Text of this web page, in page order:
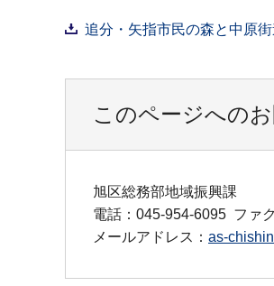
追分・矢指市民の森と中原
このページへの
旭区総務部地域振興課
電話：045-954-6095 ファ
メールアドレス： as-